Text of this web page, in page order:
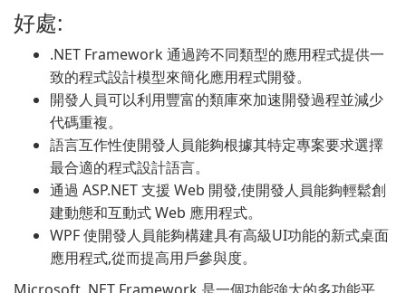
好處:
.NET Framework 通過跨不同類型的應用程式提供一
致的程式設計模型來簡化應用程式開發。
開發人員可以利用豐富的類庫來加速開發過程並減少
代碼重複。
語言互作性使開發人員能夠根據其特定專案要求選擇
最合適的程式設計語言。
通過 ASP.NET 支援 Web 開發,使開發人員能夠輕鬆創
建動態和互動式 Web 應用程式。
WPF 使開發人員能夠構建具有高級UI功能的新式桌面
應用程式,從而提高用戶參與度。